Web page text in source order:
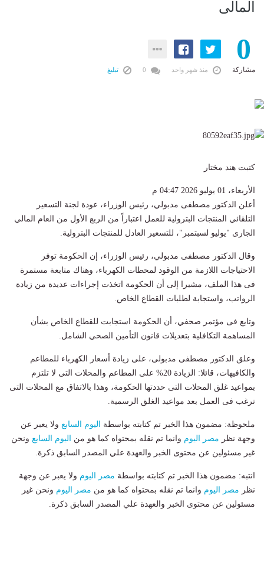
المالى
0
مشاركة منذ شهر واحد تبليغ
كتبت هند مختار
الأربعاء، 01 يوليو 2026 04:47 م
أعلن الدكتور مصطفى مدبولي، رئيس الوزراء، عودة لجنة التسعير
التلقائي المنتجات البترولية للعمل اعتباراً من الربع الأول من العام المالي
الجارى "يوليو لسبتمبر"، للتسعير العادل للمنتجات البترولية.
وقال الدكتور مصطفى مدبولي، رئيس الوزراء، إن الحكومة توفر
الاحتياجات اللازمة من الوقود لمحطات الكهرباء، وهناك متابعة مستمرة
فى هذا الملف، مشيرا إلى أن الحكومة اتخذت إجراءات عديدة من زيادة
الرواتب، واستجابة لطلبات القطاع الخاص.
وتابع فى مؤتمر صحفي، أن الحكومة استجابت للقطاع الخاص بشأن
المساهمة التكافلية بتعديلات قانون التأمين الصحي الشامل.
وعلق الدكتور مصطفى مدبولى، على زيادة أسعار الكهرباء للمطاعم
والكافيهات، قائلا: الزيادة 20% على المطاعم والمحلات التى لا تلتزم
بمواعيد غلق المحلات التى حددتها الحكومة، وهذا بالاتفاق مع المحلات التى
ترغب فى العمل بعد مواعيد الغلق الرسمية.
ملحوظة: مضمون هذا الخبر تم كتابته بواسطة اليوم السابع ولا يعبر عن
وجهة نظر مصر اليوم وانما تم نقله بمحتواه كما هو من اليوم السابع ونحن
غير مسئولين عن محتوى الخبر والعهدة علي المصدر السابق ذكرة.
انتبه: مضمون هذا الخبر تم كتابته بواسطة مصر اليوم ولا يعبر عن وجهة
نظر مصر اليوم وانما تم نقله بمحتواه كما هو من مصر اليوم ونحن غير
مسئولين عن محتوى الخبر والعهدة علي المصدر السابق ذكرة.